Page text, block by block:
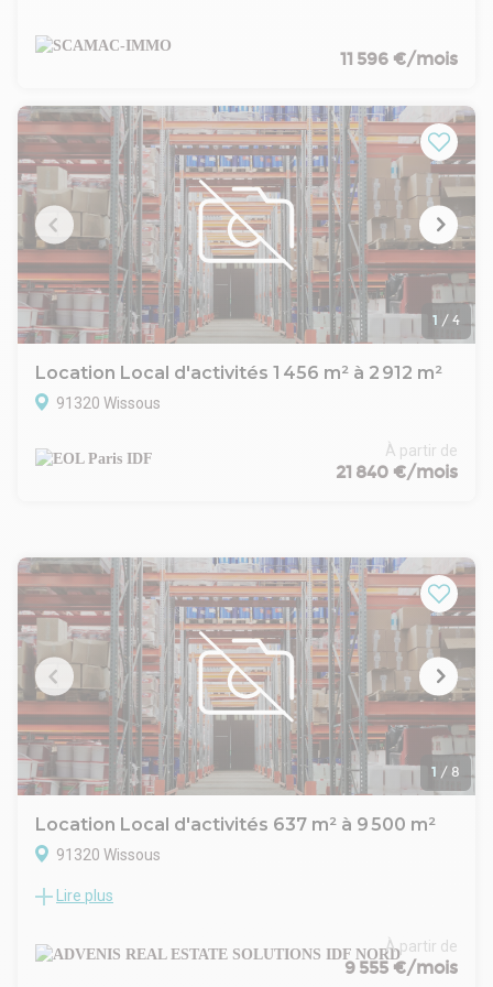
Un local d'activité idéal pour une activité logistique sur la
commune de WISSOUS d'une surface totale de 1 380m²
Entrepôt : 1 200m²
Bureaux R+1 : 151 m² équipés d'une climatisation réversible
Site classé sous autorisation ICPE 1510
Se situe dans un parc d'activités entièrement clos, sécurisé.
Hauteur sous plafond maximal : 9.80m
Accès livraison : 1 quais et rampe d'accès métallique
Charge au sol : 4T/m²
programme de rénovation énergétique sur 2024/2026
Pour davantage d'informations, retrouvez cette annonce sur
notre site internet ou contactez-nous directement.
11 596 €/mois
1 / 4
Location Local d'activités 1 456 m² à 2 912 m²
91320 Wissous
À partir de
21 840 €/mois
1 / 8
Location Local d'activités 637 m² à 9 500 m²
91320 Wissous
ADVENIS CONSEIL vous propose à la location un Programme
de 9500 m² divisible dès 637 m².
Ces bâtiments seront constitués de 3 et 6 cellules disposant
Lire plus
À partir de
9 555 €/mois